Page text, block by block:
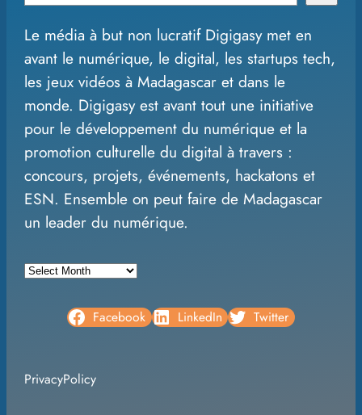
e
a
r
c
h
Le média à but non lucratif Digigasy met en
avant le numérique, le digital, les startups tech,
les jeux vidéos à Madagascar et dans le
monde. Digigasy est avant tout une initiative
pour le développement du numérique et la
promotion culturelle du digital à travers :
concours, projets, événements, hackatons et
ESN. Ensemble on peut faire de Madagascar
un leader du numérique.
A
v
Facebook LinkedIn Twitter
PrivacyPolicy